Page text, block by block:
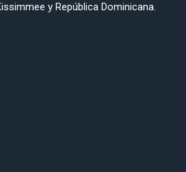
y República Dominicana.